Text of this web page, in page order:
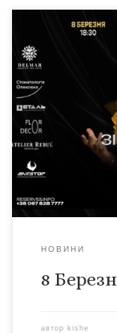
Тернопіль, 8
спогадом! 8
радіостанції
романтичний
концерт. Це —
мрії —
[…]
НОВИНИ
8
автор kishe